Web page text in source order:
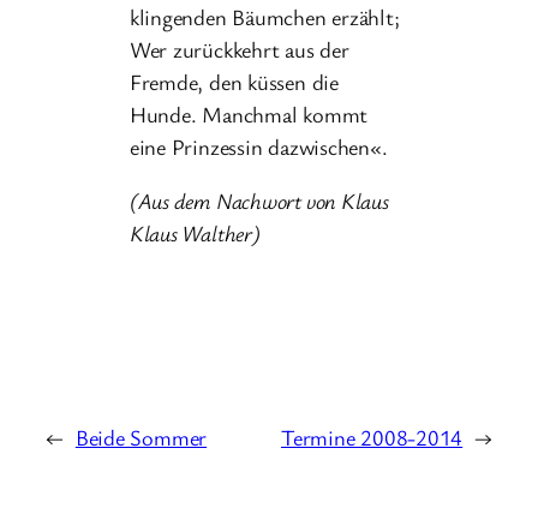
klingenden Bäumchen erzählt;
Wer zurückkehrt aus der
Fremde, den küssen die
Hunde. Manchmal kommt
eine Prinzessin dazwischen«.
(Aus dem Nachwort von Klaus
Klaus Walther)
← Beide Sommer Termine 2008-2014 →